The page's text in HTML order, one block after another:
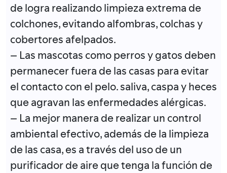
de logra realizando limpieza extrema de
colchones, evitando alfombras, colchas y
cobertores afelpados.
– Las mascotas como perros y gatos deben
permanecer fuera de las casas para evitar
el contacto con el pelo. saliva, caspa y heces
que agravan las enfermedades alérgicas.
– La mejor manera de realizar un control
ambiental efectivo, además de la limpieza
de las casa, es a través del uso de un
purificador de aire que tenga la función de